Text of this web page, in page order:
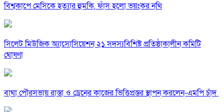
বিশ্বকাপে মেসিকে হত্যার হুমকি, ফাঁস হলো ভয়ংকর নথি
সিলেট মিউজিক অ্যাসোসিয়েশন ২১ সদস্যবিশিষ্ট প্রতিষ্ঠাকালীন কমিটি
ঘোষণা
বাঘা পৌরসভায় রাস্তা ও ড্রেনের কাজের ভিত্তিপ্রস্তর স্থাপন করলেন-এমপি চাঁদ